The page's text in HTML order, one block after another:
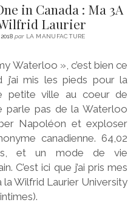
in Canada : Ma 3A
Laurier
parLA MANUFACTURE
Waterloo », c’est bien ce
mis les pieds pour la
petite ville au coeur de
parle pas de la Waterloo
Napoléon et exploser
canadienne. 64,02
et un mode de vie
C’est ici que j’ai pris mes
la Wilfrid Laurier University